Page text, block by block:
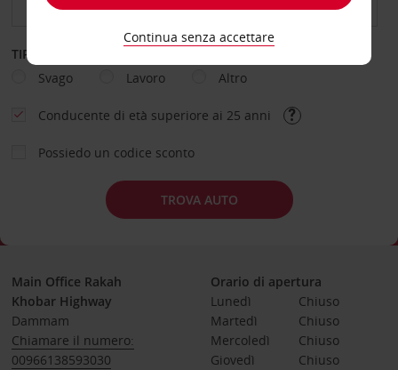
TIPOLOGIA DI NOLEGGIO
Svago
Lavoro Altro
Conducente di età superiore ai 25 anni
Possiedo un codice sconto
TROVA AUTO
Main Office Rakah
Khobar Highway
Dammam
Chiamare il numero:
00966138593030
Orario di apertura
Lunedì
Chiuso
Martedì
Chiuso
Mercoledì
Chiuso
Giovedì
Chiuso
Continua senza accettare